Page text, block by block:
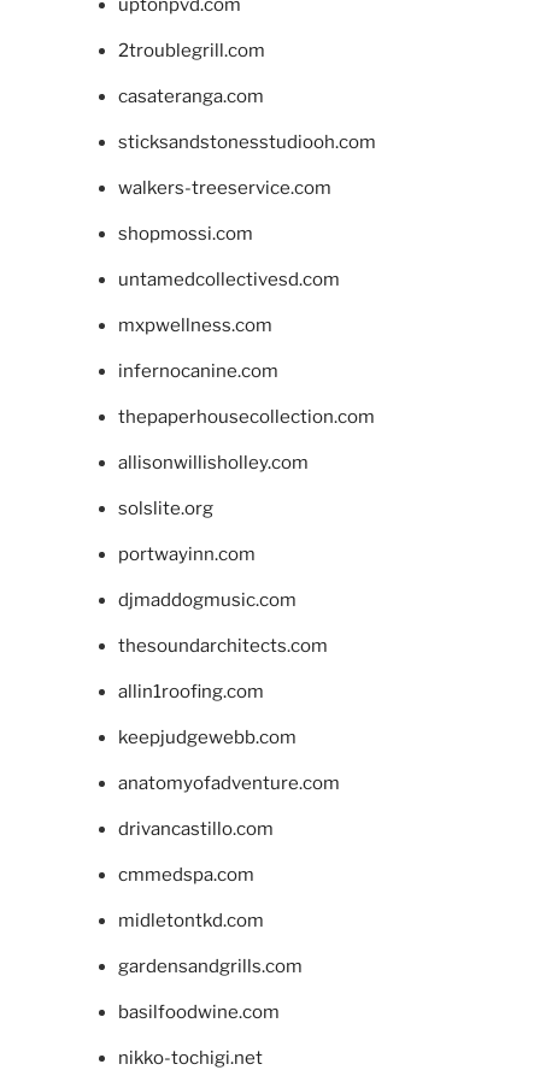
uptonpvd.com
2troublegrill.com
casateranga.com
sticksandstonesstudiooh.com
walkers-treeservice.com
shopmossi.com
untamedcollectivesd.com
mxpwellness.com
infernocanine.com
thepaperhousecollection.com
allisonwillisholley.com
solslite.org
portwayinn.com
djmaddogmusic.com
thesoundarchitects.com
allin1roofing.com
keepjudgewebb.com
anatomyofadventure.com
drivancastillo.com
cmmedspa.com
midletontkd.com
gardensandgrills.com
basilfoodwine.com
nikko-tochigi.net